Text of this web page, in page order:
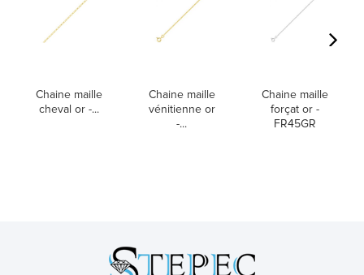
Chaine maille
cheval or -...
Chaine maille
vénitienne or
-...
Chaine maille
forçat or -
FR45GR